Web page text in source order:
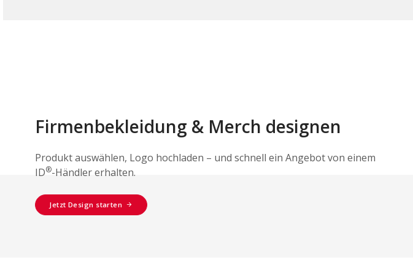
Firmenbekleidung & Merch designen
Produkt auswählen, Logo hochladen – und schnell ein Angebot von einem
ID®-Händler erhalten.
Jetzt Design starten